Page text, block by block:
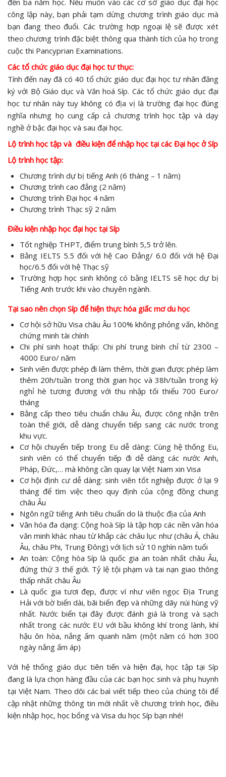
đến ba năm học. Nếu muốn vào các cơ sở giáo dục đại học
công lập này, bạn phải tạm dừng chương trình giáo dục mà
bạn đang theo đuổi. Các trường hợp ngoại lệ sẽ được xét
theo chương trình đặc biệt thông qua thành tích của họ trong
cuộc thi Pancyprian Examinations.
Các tổ chức giáo dục đại học tư thục:
Tính đến nay đã có 40 tổ chức giáo dục đại học tư nhân đăng
ký với Bộ Giáo dục và Văn hoá Síp. Các tổ chức giáo dục đại
học tư nhân này tuy không có địa vị là trường đại học đúng
nghĩa nhưng họ cung cấp cả chương trình học tập và dạy
nghề ở bậc đại học và sau đại học.
Lộ trình học tập và điều kiện để nhập học tại các Đại học ở Síp
Lộ trình học tập:
Chương trình dự bị tiếng Anh (6 tháng – 1 năm)
Chương trình cao đẳng (2 năm)
Chương trình Đại học 4 năm
Chương trình Thạc sỹ 2 năm
Điều kiện nhập học đại học tại Síp
Tốt nghiệp THPT, điểm trung bình 5,5 trở lên.
Bằng IELTS 5.5 đối với hệ Cao Đẳng/ 6.0 đối với hệ Đại
học/6.5 đối với hệ Thạc sỹ
Trường hợp học sinh không có bằng IELTS sẽ học dự bị
Tiếng Anh trước khi vào chuyên ngành.
Tại sao nên chọn Síp để hiện thực hóa giấc mơ du học
Cơ hội sở hữu Visa châu Âu 100% không phỏng vấn, không
chứng minh tài chính
Chi phí sinh hoạt thấp: Chi phí trung bình chỉ từ 2300 –
4000 Euro/ năm
Sinh viên được phép đi làm thêm, thời gian được phép làm
thêm 20h/tuần trong thời gian học và 38h/tuần trong kỳ
nghỉ hè tương đương với thu nhập tối thiểu 700 Euro/
tháng
Bằng cấp theo tiêu chuẩn châu Âu, được công nhận trên
toàn thế giới, dễ dàng chuyển tiếp sang các nước trong
khu vực.
Cơ hội chuyển tiếp trong Eu dễ dàng: Cùng hệ thống Eu,
sinh viên có thể chuyển tiếp đi dễ dàng các nước Anh,
Pháp, Đức,… mà không cần quay lại Việt Nam xin Visa
Cơ hội định cư dễ dàng: sinh viên tốt nghiệp được ở lại 9
tháng để tìm việc theo quy định của cộng đồng chung
châu Âu
Ngôn ngữ tiếng Anh tiêu chuẩn do là thuộc địa của Anh
Văn hóa đa dạng: Cộng hoà Síp là tập hợp các nền văn hóa
văn minh khác nhau từ khắp các châu lục như (châu Á, châu
Âu, châu Phi, Trung Đông) với lịch sử 10 nghìn năm tuổi
An toàn: Cộng hòa Síp là quốc gia an toàn nhất châu Âu,
đứng thứ 3 thế giới. Tỷ lệ tội phạm và tai nạn giao thông
thấp nhất châu Âu
Là quốc gia tươi đẹp, được ví như viên ngọc Địa Trung
Hải với bờ biển dài, bãi biển đẹp và những dãy núi hùng vỹ
nhất. Nước biển tại đây được đánh giá là trong và sạch
nhất trong các nước EU với bầu không khí trong lành, khí
hậu ôn hòa, nắng ấm quanh năm (một năm có hơn 300
ngày nắng ấm áp)
Với hệ thống giáo dục tiên tiến và hiện đại, học tập tại Síp
đang là lựa chọn hàng đầu của các bạn học sinh và phụ huynh
tại Việt Nam. Theo dõi các baì viết tiếp theo của chúng tôi để
cập nhật những thông tin mới nhất về chương trình học, điều
kiện nhập học, học bổng và Visa du học Síp bạn nhé!